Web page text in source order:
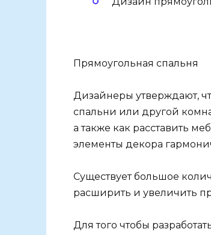
Прямоугольная спальня
Дизайнеры утверждают,
спальни или другой
а также как расставить
элементы декора
Существует большое
расширить и увеличить
Для того чтобы